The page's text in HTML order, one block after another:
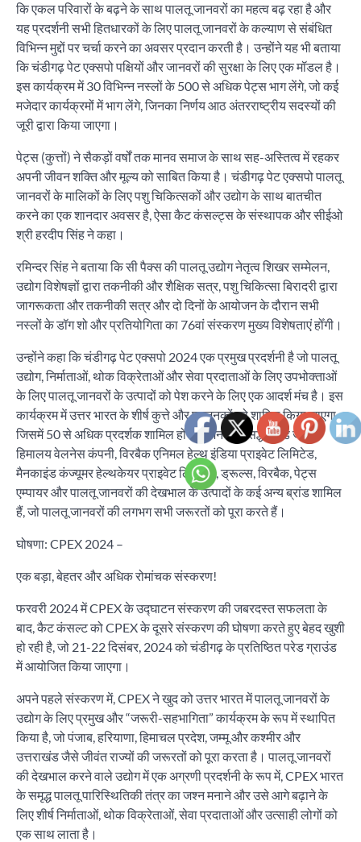
कि एकल परिवारों के बढ़ने के साथ पालतू जानवरों का महत्व बढ़ रहा है और
यह प्रदर्शनी सभी हितधारकों के लिए पालतू जानवरों के कल्याण से संबंधित
विभिन्न मुद्दों पर चर्चा करने का अवसर प्रदान करती है। उन्होंने यह भी बताया
कि चंडीगढ़ पेट एक्सपो पक्षियों और जानवरों की सुरक्षा के लिए एक मॉडल है।
इस कार्यक्रम में 30 विभिन्न नस्लों के 500 से अधिक पेट्स भाग लेंगे, जो कई
मजेदार कार्यक्रमों में भाग लेंगे, जिनका निर्णय आठ अंतरराष्ट्रीय सदस्यों की
जूरी द्वारा किया जाएगा।
पेट्स (कुत्तों) ने सैकड़ों वर्षों तक मानव समाज के साथ सह-अस्तित्व में रहकर
अपनी जीवन शक्ति और मूल्य को साबित किया है। चंडीगढ़ पेट एक्सपो पालतू
जानवरों के मालिकों के लिए पशु चिकित्सकों और उद्योग के साथ बातचीत
करने का एक शानदार अवसर है, ऐसा कैट कंसल्ट्स के संस्थापक और सीईओ
श्री हरदीप सिंह ने कहा।
रमिन्दर सिंह ने बताया कि सी पैक्स की पालतू उद्योग नेतृत्व शिखर सम्मेलन,
उद्योग विशेषज्ञों द्वारा तकनीकी और शैक्षिक सत्र, पशु चिकित्सा बिरादरी द्वारा
जागरूकता और तकनीकी सत्र और दो दिनों के आयोजन के दौरान सभी
नस्लों के डॉग शो और प्रतियोगिता का 76वां संस्करण मुख्य विशेषताएं होँगी।
उन्होंने कहा कि चंडीगढ़ पेट एक्सपो 2024 एक प्रमुख प्रदर्शनी है जो पालतू
उद्योग, निर्माताओं, थोक विक्रेताओं और सेवा प्रदाताओं के लिए उपभोक्ताओं
के लिए पालतू जानवरों के उत्पादों को पेश करने के लिए एक आदर्श मंच है। इस
कार्यक्रम में उत्तर भारत के शीर्ष कुत्ते और प्रजनकों को शामिल किया जाएगा,
जिसमें 50 से अधिक प्रदर्शक शामिल होंगे। जिनमें प्रसिद्ध ब्रांड जैसे
हिमालय वेलनेस कंपनी, विरबैक एनिमल हेल्थ इंडिया प्राइवेट लिमिटेड,
मैनकाइंड कंज्यूमर हेल्थकेयर प्राइवेट लिमिटेड, ड्रूल्स, विरबैक, पेट्स
एम्पायर और पालतू जानवरों की देखभाल के उत्पादों के कई अन्य ब्रांड शामिल
हैं, जो पालतू जानवरों की लगभग सभी जरूरतों को पूरा करते हैं।
घोषणा: CPEX 2024 –
एक बड़ा, बेहतर और अधिक रोमांचक संस्करण!
फरवरी 2024 में CPEX के उद्घाटन संस्करण की जबरदस्त सफलता के
बाद, कैट कंसल्ट को CPEX के दूसरे संस्करण की घोषणा करते हुए बेहद खुशी
हो रही है, जो 21-22 दिसंबर, 2024 को चंडीगढ़ के प्रतिष्ठित परेड ग्राउंड
में आयोजित किया जाएगा।
अपने पहले संस्करण में, CPEX ने खुद को उत्तर भारत में पालतू जानवरों के
उद्योग के लिए प्रमुख और “जरूरी-सहभागिता” कार्यक्रम के रूप में स्थापित
किया है, जो पंजाब, हरियाणा, हिमाचल प्रदेश, जम्मू और कश्मीर और
उत्तराखंड जैसे जीवंत राज्यों की जरूरतों को पूरा करता है। पालतू जानवरों
की देखभाल करने वाले उद्योग में एक अग्रणी प्रदर्शनी के रूप में, CPEX भारत
के समृद्ध पालतू पारिस्थितिकी तंत्र का जश्न मनाने और उसे आगे बढ़ाने के
लिए शीर्ष निर्माताओं, थोक विक्रेताओं, सेवा प्रदाताओं और उत्साही लोगों को
एक साथ लाता है।